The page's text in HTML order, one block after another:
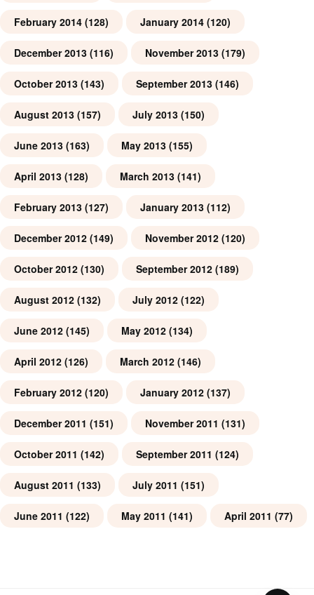
February 2014 (128) January 2014 (120)
December 2013 (116) November 2013 (179)
October 2013 (143) September 2013 (146)
August 2013 (157) July 2013 (150)
June 2013 (163) May 2013 (155)
April 2013 (128) March 2013 (141)
February 2013 (127) January 2013 (112)
December 2012 (149) November 2012 (120)
October 2012 (130) September 2012 (189)
August 2012 (132) July 2012 (122)
June 2012 (145) May 2012 (134)
April 2012 (126) March 2012 (146)
February 2012 (120) January 2012 (137)
December 2011 (151) November 2011 (131)
October 2011 (142) September 2011 (124)
August 2011 (133) July 2011 (151)
June 2011 (122) May 2011 (141) April 2011 (77)